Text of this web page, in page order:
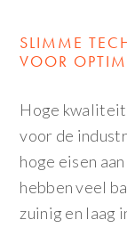
SLIMME
VOOR
Hoge
voor de
hoge eisen
hebben veel
zuinig en laag